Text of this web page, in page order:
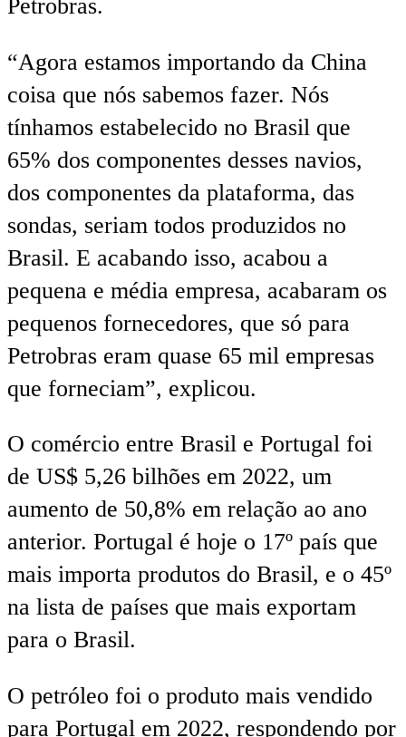
Petrobras.
“Agora estamos importando da China
coisa que nós sabemos fazer. Nós
tínhamos estabelecido no Brasil que
65% dos componentes desses navios,
dos componentes da plataforma, das
sondas, seriam todos produzidos no
Brasil. E acabando isso, acabou a
pequena e média empresa, acabaram os
pequenos fornecedores, que só para
Petrobras eram quase 65 mil empresas
que forneciam”, explicou.
O comércio entre Brasil e Portugal foi
de US$ 5,26 bilhões em 2022, um
aumento de 50,8% em relação ao ano
anterior. Portugal é hoje o 17º país que
mais importa produtos do Brasil, e o 45º
na lista de países que mais exportam
para o Brasil.
O petróleo foi o produto mais vendido
para Portugal em 2022, respondendo por